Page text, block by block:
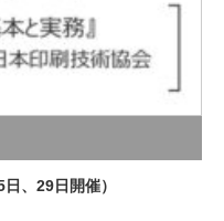
、29日開催）